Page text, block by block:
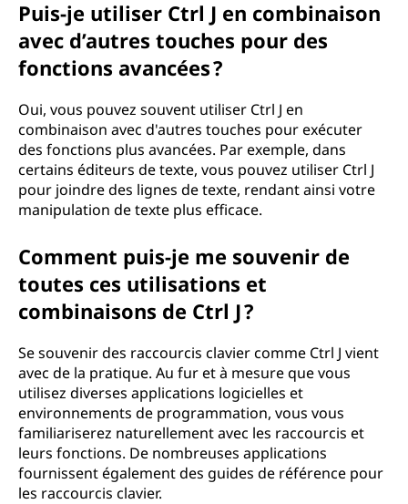
Puis-je utiliser Ctrl J en combinaison
avec d’autres touches pour des
fonctions avancées ?
Oui, vous pouvez souvent utiliser Ctrl J en
combinaison avec d'autres touches pour exécuter
des fonctions plus avancées. Par exemple, dans
certains éditeurs de texte, vous pouvez utiliser Ctrl J
pour joindre des lignes de texte, rendant ainsi votre
manipulation de texte plus efficace.
Comment puis-je me souvenir de
toutes ces utilisations et
combinaisons de Ctrl J ?
Se souvenir des raccourcis clavier comme Ctrl J vient
avec de la pratique. Au fur et à mesure que vous
utilisez diverses applications logicielles et
environnements de programmation, vous vous
familiariserez naturellement avec les raccourcis et
leurs fonctions. De nombreuses applications
fournissent également des guides de référence pour
les raccourcis clavier.